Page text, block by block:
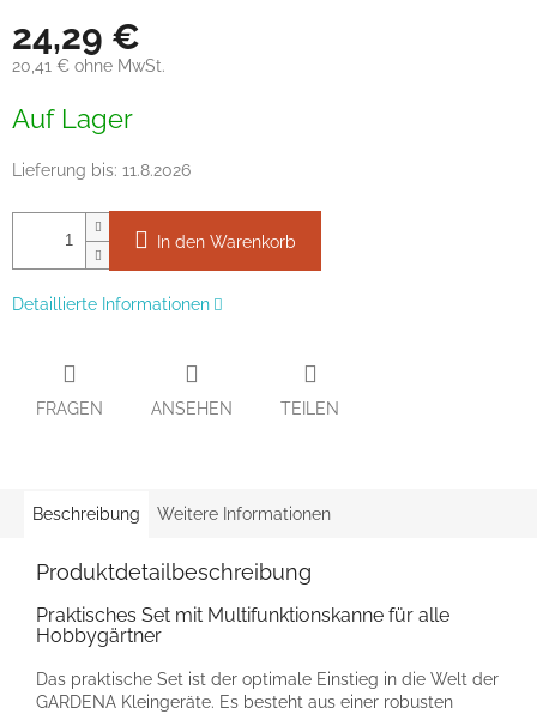
24,29 €
20,41 € ohne MwSt.
Auf Lager
Lieferung bis: 11.8.2026
In den Warenkorb
Detaillierte Informationen
FRAGEN ANSEHEN TEILEN
Beschreibung Weitere Informationen
Produktdetailbeschreibung
Praktisches Set mit Multifunktionskanne für alle
Hobbygärtner
Das praktische Set ist der optimale Einstieg in die Welt der
GARDENA Kleingeräte. Es besteht aus einer robusten